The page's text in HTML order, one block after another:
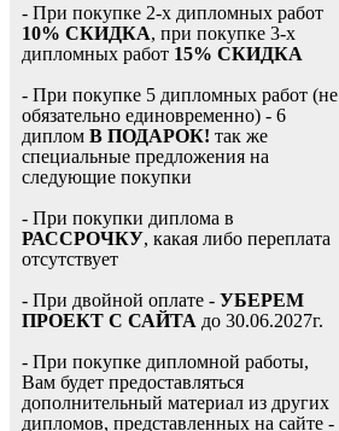
- При покупке 2-х дипломных работ
10% СКИДКА, при покупке 3-х
дипломных работ 15% СКИДКА
- При покупке 5 дипломных работ (не
обязательно единовременно) - 6
диплом В ПОДАРОК! так же
специальные предложения на
следующие покупки
- При покупки диплома в
РАССРОЧКУ, какая либо переплата
отсутствует
- При двойной оплате - УБЕРЕМ
ПРОЕКТ С САЙТА до 30.06.2027г.
- При покупке дипломной работы,
Вам будет предоставляться
дополнительный материал из других
дипломов, представленных на сайте -